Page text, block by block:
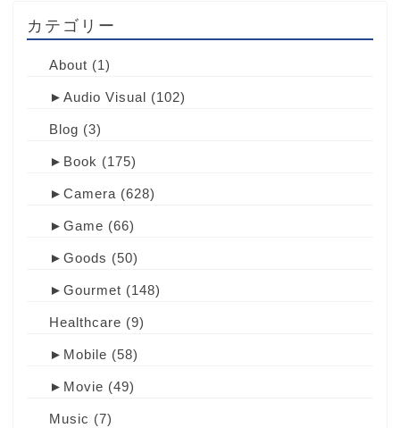
カテゴリー
About (1)
► Audio Visual (102)
Blog (3)
► Book (175)
► Camera (628)
► Game (66)
► Goods (50)
► Gourmet (148)
Healthcare (9)
► Mobile (58)
► Movie (49)
Music (7)